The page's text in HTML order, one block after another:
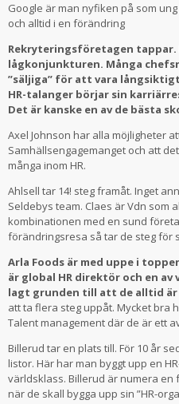
Google är man nyfiken på som
och alltid i en förändring
Rekryteringsföretagen
lågkonjunkturen. Många
”säljiga” för att vara
HR-talanger börjar sin
Det är kanske en av de bästa
Axel Johnson har alla möjligheter
Samhällsengagemanget och att
många inom HR.
Ahlsell tar 14! steg framåt. Inget
Seldebys team. Claes är Vdn som
kombinationen med en sund
förändringsresa så tar de steg för
Arla Foods är med uppe i
är global HR direktör och en
lagt grunden till att de alltid
att ta flera steg uppåt. Mycket bra
Talent management där de är ett
Billerud tar en plats till. För 10 år
listor. Här har man byggt upp en
världsklass. Billerud är numera
när de skall bygga upp sin ”HR-